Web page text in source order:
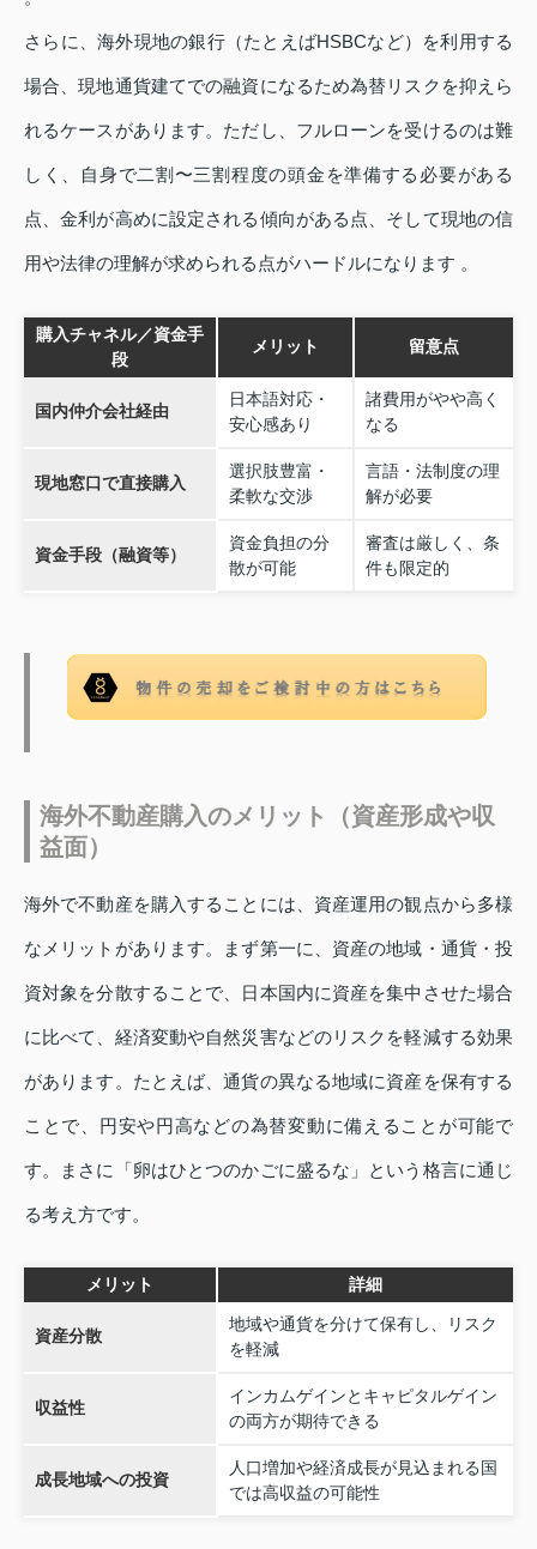
さらに、海外現地の銀行（たとえばHSBCなど）を利用する
場合、現地通貨建てでの融資になるため為替リスクを抑えら
れるケースがあります。ただし、フルローンを受けるのは難
しく、自身で二割〜三割程度の頭金を準備する必要がある
点、金利が高めに設定される傾向がある点、そして現地の信
用や法律の理解が求められる点がハードルになります 。
購入チャネル／資金手
段
メリット 留意点
国内仲介会社経由
日本語対応・
安心感あり
諸費用がやや高く
なる
現地窓口で直接購入
選択肢豊富・
柔軟な交渉
言語・法制度の理
解が必要
資金手段（融資等）
資金負担の分
散が可能
審査は厳しく、条
件も限定的
海外不動産購入のメリット（資産形成や収
益面）
海外で不動産を購入することには、資産運用の観点から多様
なメリットがあります。まず第一に、資産の地域・通貨・投
資対象を分散することで、日本国内に資産を集中させた場合
に比べて、経済変動や自然災害などのリスクを軽減する効果
があります。たとえば、通貨の異なる地域に資産を保有する
ことで、円安や円高などの為替変動に備えることが可能で
す。まさに「卵はひとつのかごに盛るな」という格言に通じ
る考え方です。
メリット 詳細
資産分散
地域や通貨を分けて保有し、リスク
を軽減
収益性
インカムゲインとキャピタルゲイン
の両方が期待できる
成長地域への投資
人口増加や経済成長が見込まれる国
では高収益の可能性